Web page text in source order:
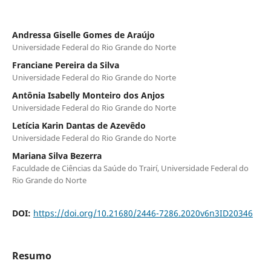
Andressa Giselle Gomes de Araújo
Universidade Federal do Rio Grande do Norte
Franciane Pereira da Silva
Universidade Federal do Rio Grande do Norte
Antônia Isabelly Monteiro dos Anjos
Universidade Federal do Rio Grande do Norte
Letícia Karin Dantas de Azevêdo
Universidade Federal do Rio Grande do Norte
Mariana Silva Bezerra
Faculdade de Ciências da Saúde do Trairí, Universidade Federal do
Rio Grande do Norte
DOI: https://doi.org/10.21680/2446-7286.2020v6n3ID20346
Resumo